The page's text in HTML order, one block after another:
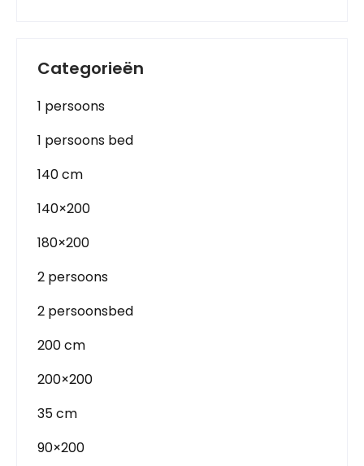
Categorieën
1 persoons
1 persoons bed
140 cm
140×200
180×200
2 persoons
2 persoonsbed
200 cm
200×200
35 cm
90×200